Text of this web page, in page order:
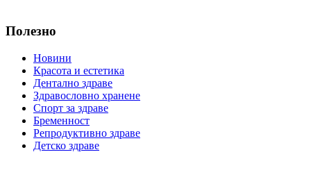
Полезно
Новини
Красота и естетика
Дентално здраве
Здравословно хранене
Спорт за здраве
Бременност
Репродуктивно здраве
Детско здраве